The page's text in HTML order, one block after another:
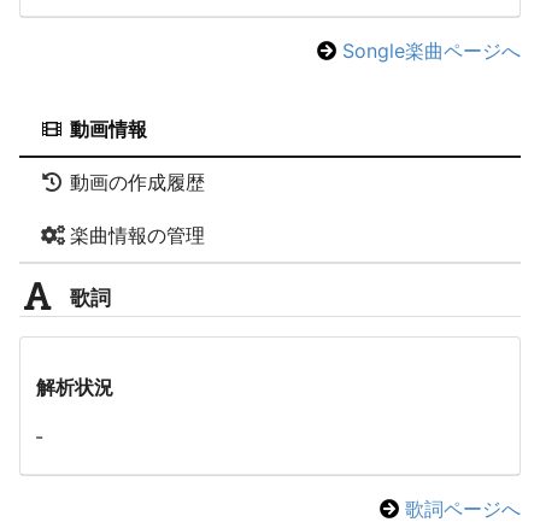
Songle楽曲ページへ
動画情報
動画の作成履歴
楽曲情報の管理
歌詞
解析状況
-
歌詞ページへ